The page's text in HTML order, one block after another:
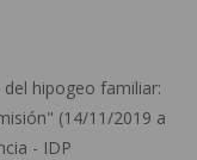
hipogeo familiar:
(14/11/2019 a
- IDP